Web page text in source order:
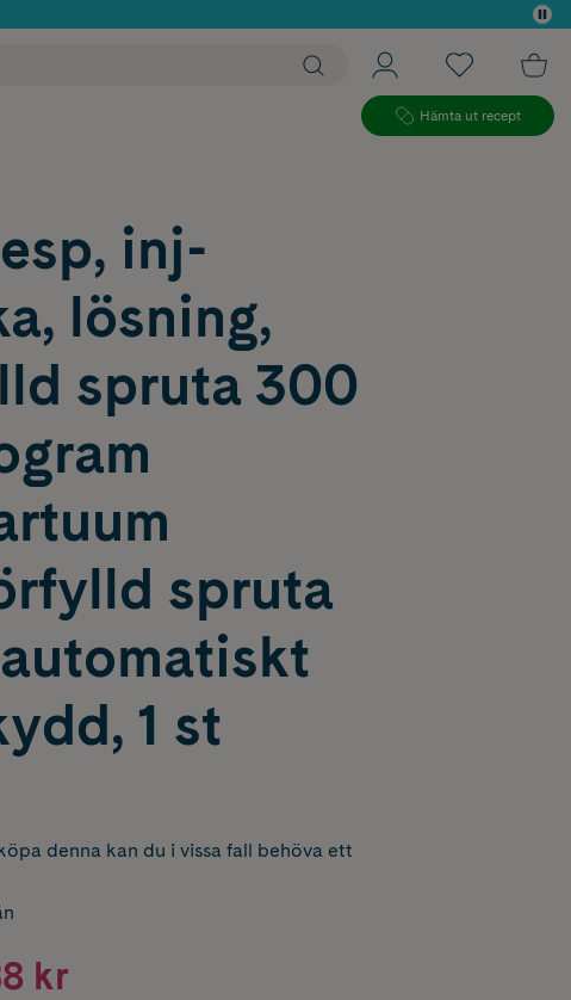
Hämta ut recept
inj-
lösning,
spruta 300
spruta
1 st
denna kan du i vissa fall behöva ett
kr